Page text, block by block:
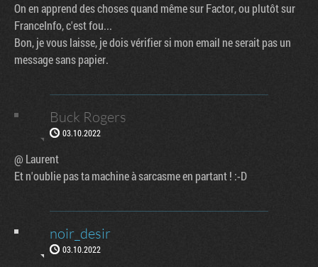
On en apprend des choses quand même sur Factor, ou plutôt sur
FranceInfo, c'est fou...
Bon, je vous laisse, je dois vérifier si mon email ne serait pas un
message sans papier.
Buck Rogers
03.10.2022
@ Laurent
Et n'oublie pas ta machine à sarcasme en partant ! :-D
noir_desir
03.10.2022